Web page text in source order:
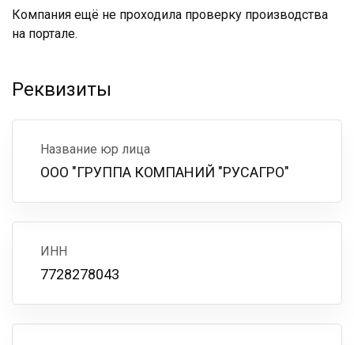
Компания ещё не проходила проверку производства
на портале.
Реквизиты
Название юр лица
ООО "ГРУППА КОМПАНИЙ "РУСАГРО"
ИНН
7728278043